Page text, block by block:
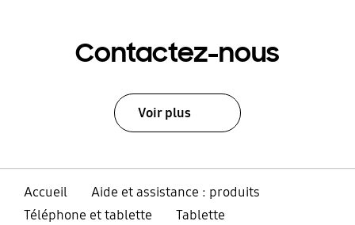
Contactez-nous
Voir plus
Accueil
Aide et assistance : produits
Téléphone et tablette
Tablette